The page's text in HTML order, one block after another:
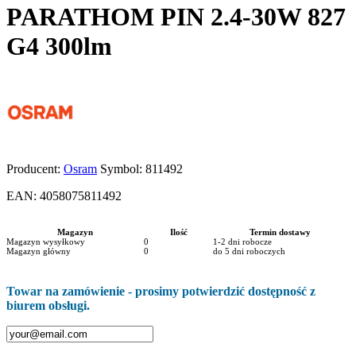
PARATHOM PIN 2.4-30W 827
G4 300lm
Producent: Osram Symbol: 811492
EAN: 4058075811492
Magazyn Ilość
Termin dostawy
Magazyn wysyłkowy
0
1-2 dni robocze
Magazyn główny
0 do 5 dni roboczych
Towar na zamówienie - prosimy potwierdzić dostępność z
biurem obsługi.